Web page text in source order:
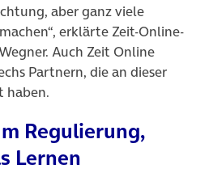
aber ganz viele
erklärte Zeit-Online-
Auch Zeit Online
Partnern, die an dieser
haben.
Regulierung,
Lernen